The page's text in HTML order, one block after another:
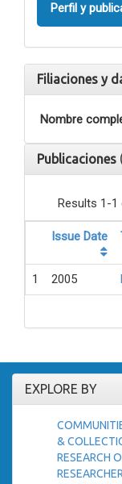
Perfil y
Filiaciones y
Nombre
Publicaciones
Results 1-1
Issue Date
1 2005
EXPLORE BY
&
RESEARCH